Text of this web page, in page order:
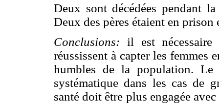
Deux sont décédées pendant
Deux des pères étaient en prison
Conclusions: il est nécessaire
réussissent à capter les femmes
humbles de la population.
systématique dans les cas de
santé doit être plus engagée